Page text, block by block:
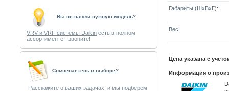
Вы не нашли нужную модель?
VRV и VRF системы Daikin есть в полном
ассортименте - звоните!
Cомневаетесь в выборе?
Расскажите о ваших задачах, и мы подберем
Габариты (ШxВxГ):
Вес:
Цена указана с
Информация о